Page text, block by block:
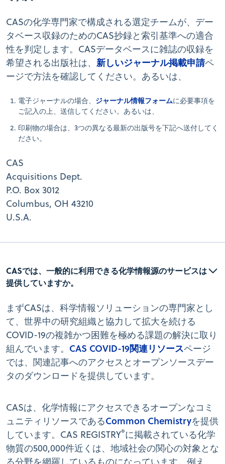
CASの化学専門家で構成される選定チームが、デー
タベース収録のためのCAS抄録と索引基準への適合
性を判定します。CASデータベースに雑誌の収録を
希望される出版社は、 新しいジャーナル掲載申請ペ
ージで方法を確認してください。あるいは、
電子ジャーナルの場合、 ジャーナル情報フォームに必要事項を
ご記入の上、送信してください。あるいは、
印刷物の場合は、3つの異なる最新の出版号を下記へ送付してく
ださい。
CAS
Acquisitions Dept.
P.O. Box 3012
Columbus, OH 43210
U.S.A.
CASでは、一般的に利用できる化学情報源のサービスは
提供していますか。
まずCASは、科学情報ソリューションの専門家とし
て、世界中の研究組織と協力して拡大を続ける
COVID-19の複雑かつ困難を極める課題の解決に取り
組んでいます。 CAS COVID-19関連リソースページ
では、関連記事へのアクセスとオープンソースデー
タのダウンロードを提供しています。
CASは、化学情報にアクセスできるオープンなコミ
ュニティリソースであるCommon Chemistryを提供
しています。CAS REGISTRY®に掲載されている化学
物質の500,000件近くは、地域社会の関心の対象とな